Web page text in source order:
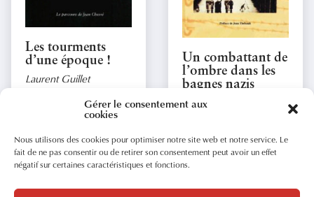
Gérer le consentement aux
cookies
Nous utilisons des cookies pour optimiser notre site web et notre service. Le
fait de ne pas consentir ou de retirer son consentement peut avoir un effet
négatif sur certaines caractéristiques et fonctions.
Les tourments
d’une époque !
Laurent Guillet
20.00€
Un combattant de
l’ombre dans les
bagnes nazis
Laurent Guillet
20.00€